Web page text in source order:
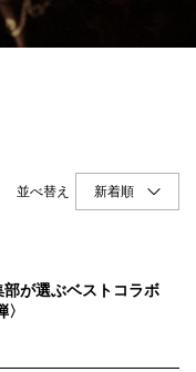
一覧
並べ替え
が選ぶベストコラボ